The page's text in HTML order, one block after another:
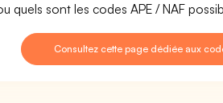
quels sont les codes APE / NAF
Consultez cette page dédiée aux